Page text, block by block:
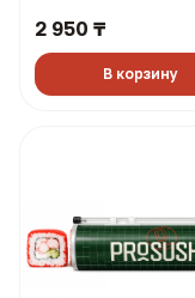
2 950 ₸
В корзину